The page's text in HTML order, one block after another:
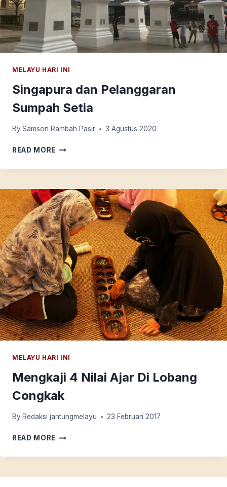
MELAYU HARI INI
Singapura dan Pelanggaran
Sumpah Setia
By Samson Rambah Pasir 3 Agustus 2020
READ MORE SINGAPURA
PELANGGARAN
SETIA
MELAYU HARI INI
Mengkaji 4 Nilai Ajar Di Lobang
Congkak
By Redaksi jantungmelayu 23 Februari 2017
READ MORE MENGKAJI
NILAI
DI